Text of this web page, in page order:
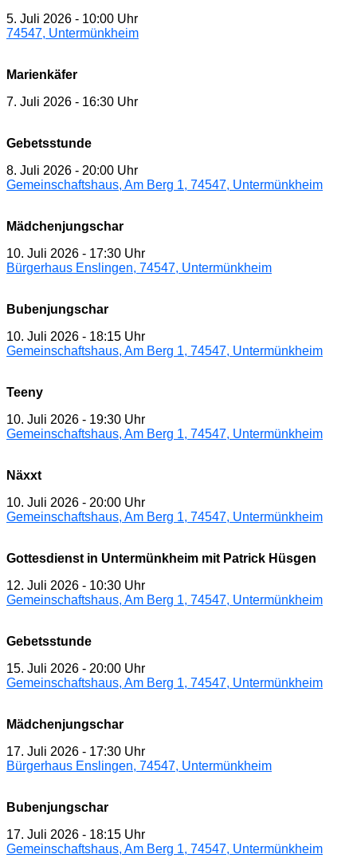
5. Juli 2026 - 10:00 Uhr
74547, Untermünkheim
Marienkäfer
7. Juli 2026 - 16:30 Uhr
Gebetsstunde
8. Juli 2026 - 20:00 Uhr
Gemeinschaftshaus, Am Berg 1, 74547, Untermünkheim
Mädchenjungschar
10. Juli 2026 - 17:30 Uhr
Bürgerhaus Enslingen, 74547, Untermünkheim
Bubenjungschar
10. Juli 2026 - 18:15 Uhr
Gemeinschaftshaus, Am Berg 1, 74547, Untermünkheim
Teeny
10. Juli 2026 - 19:30 Uhr
Gemeinschaftshaus, Am Berg 1, 74547, Untermünkheim
Näxxt
10. Juli 2026 - 20:00 Uhr
Gemeinschaftshaus, Am Berg 1, 74547, Untermünkheim
Gottesdienst in Untermünkheim mit Patrick Hüsgen
12. Juli 2026 - 10:30 Uhr
Gemeinschaftshaus, Am Berg 1, 74547, Untermünkheim
Gebetsstunde
15. Juli 2026 - 20:00 Uhr
Gemeinschaftshaus, Am Berg 1, 74547, Untermünkheim
Mädchenjungschar
17. Juli 2026 - 17:30 Uhr
Bürgerhaus Enslingen, 74547, Untermünkheim
Bubenjungschar
17. Juli 2026 - 18:15 Uhr
Gemeinschaftshaus, Am Berg 1, 74547, Untermünkheim